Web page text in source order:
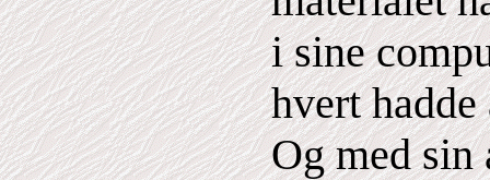
i sine
hvert
Og med sin